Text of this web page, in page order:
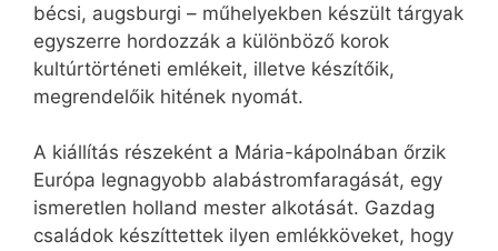
bécsi, augsburgi – műhelyekben készült tárgyak
egyszerre hordozzák a különböző korok
kultúrtörténeti emlékeit, illetve készítőik,
megrendelőik hitének nyomát.
A kiállítás részeként a Mária-kápolnában őrzik
Európa legnagyobb alabástromfaragását, egy
ismeretlen holland mester alkotását. Gazdag
családok készíttettek ilyen emlékköveket, hogy